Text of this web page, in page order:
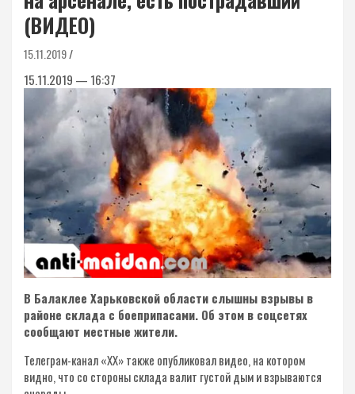
(ВИДЕО)
15.11.2019
15.11.2019 — 16:37
В Балаклее Харьковской области слышны взрывы в
районе склада с боеприпасами. Об этом в соцсетях
сообщают местные жители.
Телеграм-канал «ХХ» также опубликовал видео, на котором
видно, что со стороны склада валит густой дым и взрываются